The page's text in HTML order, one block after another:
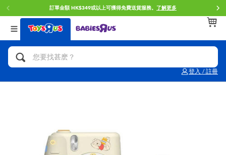
門店自取服務 網上購買並在店內取貨。了解更多
登入 / 註冊
返回
分類目錄
人氣英雄,角色扮演,射擊玩具
玩具車,貨車,火車及遙控系列
返回
品牌
Brunch Brother 早午餐兄弟
Mini Brands
返回
年齢
0~2歳
8~11歳